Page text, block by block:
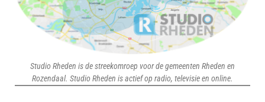
Studio Rheden is de streekomroep voor de gemeenten Rheden en
Rozendaal. Studio Rheden is actief op radio, televisie en online.